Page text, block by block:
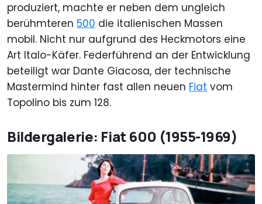
produziert, machte er neben dem ungleich
berühmteren 500 die italienischen Massen
mobil. Nicht nur aufgrund des Heckmotors eine
Art Italo-Käfer. Federführend an der Entwicklung
beteiligt war Dante Giacosa, der technische
Mastermind hinter fast allen neuen Fiat vom
Topolino bis zum 128.
Bildergalerie: Fiat 600 (1955-1969)